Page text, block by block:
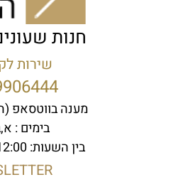
חנות
שירות
מענה בווטסאפ
בימים :
בין השעות: 12:00 עד 17:00